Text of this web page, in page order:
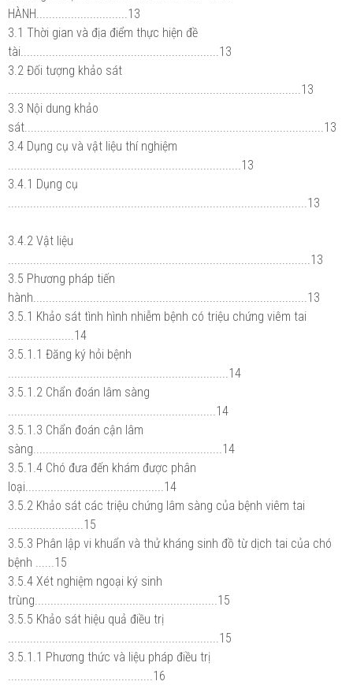
HÀNH.............................13
3.1 Thời gian và địa điểm thực hiện đề
tài...............................................................13
3.2 Đối tượng khảo sát
.............................................................................................13
3.3 Nội dung khảo
sát...............................................................................................13
3.4 Dụng cụ và vật liệu thí nghiệm
..........................................................................13
3.4.1 Dụng cụ
...............................................................................................13
3.4.2 Vật liệu
................................................................................................13
3.5 Phương pháp tiến
hành.......................................................................................13
3.5.1 Khảo sát tình hình nhiễm bệnh có triệu chứng viêm tai
.....................14
3.5.1.1 Đăng ký hỏi bệnh
......................................................................14
3.5.1.2 Chẩn đoán lâm sàng
..................................................................14
3.5.1.3 Chẩn đoán cận lâm
sàng............................................................14
3.5.1.4 Chó đưa đến khám được phân
loại............................................14
3.5.2 Khảo sát các triệu chứng lâm sàng của bệnh viêm tai
........................15
3.5.3 Phân lập vi khuẩn và thử kháng sinh đồ từ dịch tai của chó
bệnh ......15
3.5.4 Xét nghiệm ngoại ký sinh
trùng..........................................................15
3.5.5 Khảo sát hiệu quả điều trị
...................................................................15
3.5.1.1 Phương thức và liệu pháp điều trị
..............................................16